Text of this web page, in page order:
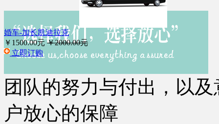
婚车-加长凯迪拉克
￥1500.00元 ￥2000.00元
立即订购
团队的努力与付出，以
户放心的保障